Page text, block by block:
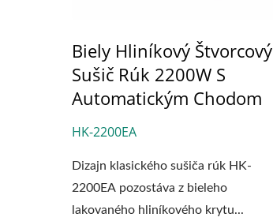
Biely Hliníkový Štvorcový
Sušič Rúk 2200W S
Automatickým Chodom
HK-2200EA
Dizajn klasického sušiča rúk HK-
2200EA pozostáva z bieleho
lakovaného hliníkového krytu...